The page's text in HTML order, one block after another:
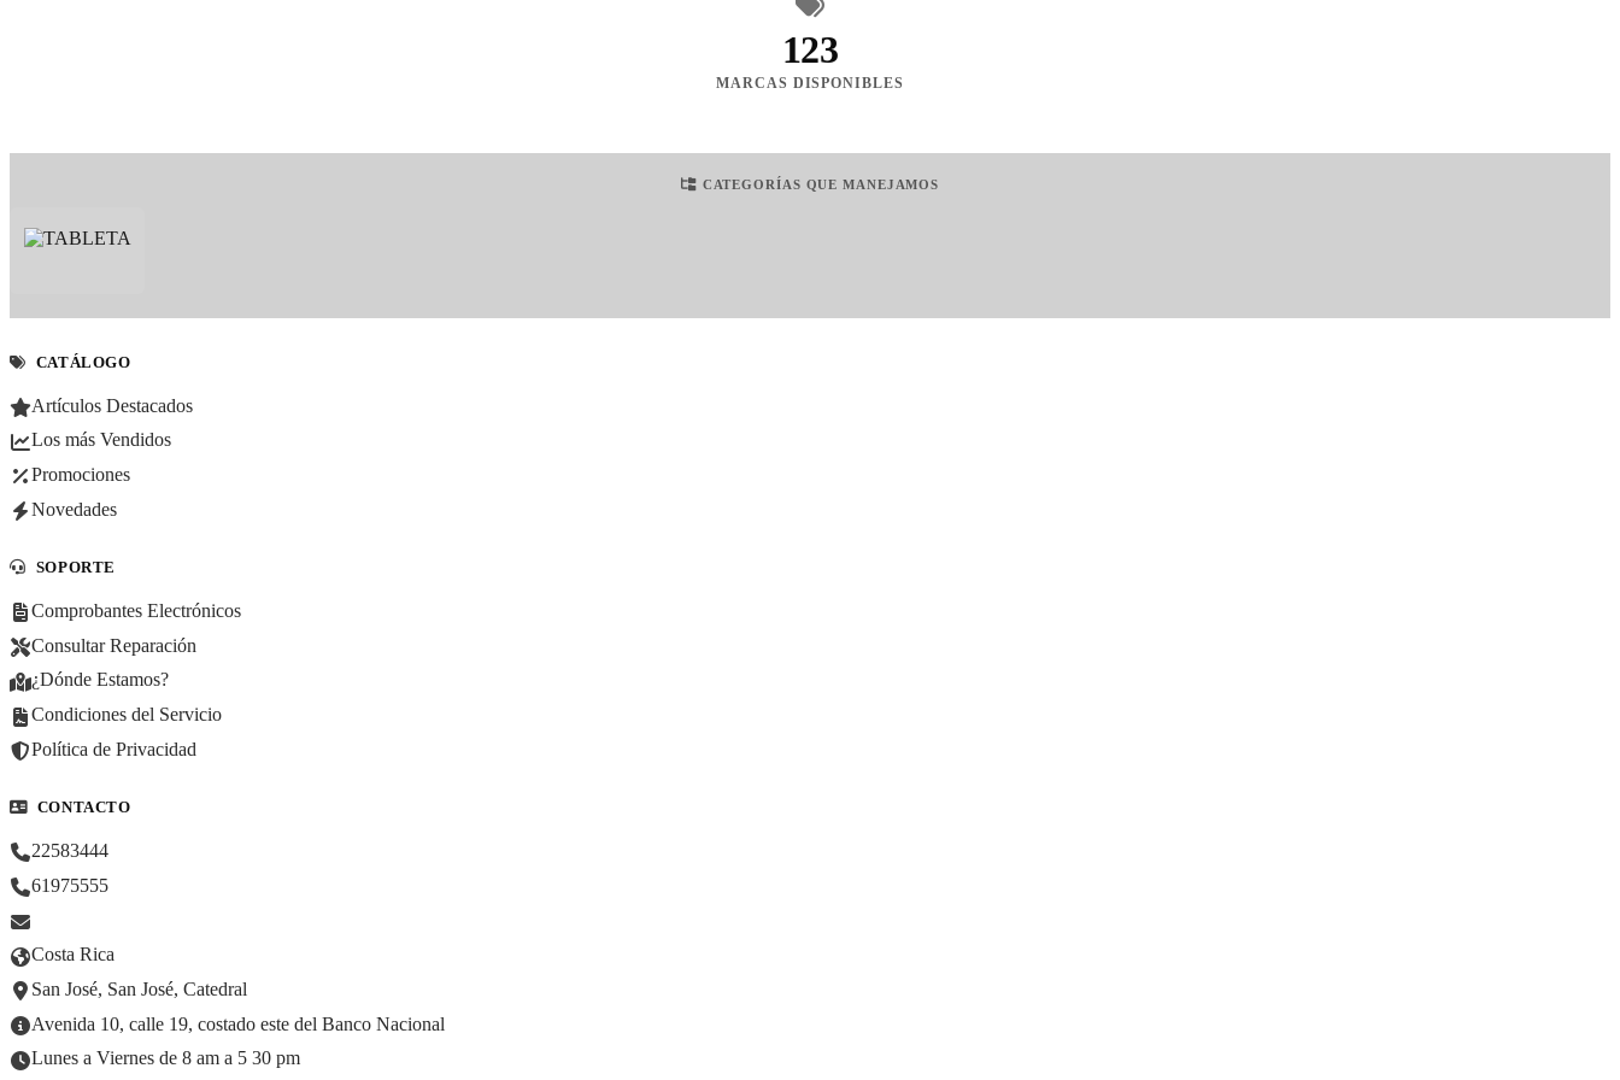
123
MARCAS DISPONIBLES
CATEGORÍAS QUE MANEJAMOS
CATÁLOGO
Artículos Destacados
Los más Vendidos
Promociones
Novedades
SOPORTE
Comprobantes Electrónicos
Consultar Reparación
¿Dónde Estamos?
Condiciones del Servicio
Política de Privacidad
CONTACTO
22583444
61975555
Costa Rica
San José, San José, Catedral
Avenida 10, calle 19, costado este del Banco Nacional
Lunes a Viernes de 8 am a 5 30 pm